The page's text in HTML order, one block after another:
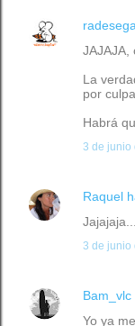
radesega
JAJAJA,
La
por
Habrá
3 de junio
Raquel
3 de junio
Bam_vlc
Yo ya